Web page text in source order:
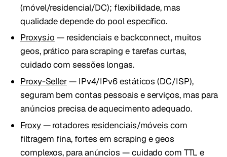
(móvel/residencial/DC); flexibilidade, mas
qualidade depende do pool específico.
Proxys.io — residenciais e backconnect, muitos
geos, prático para scraping e tarefas curtas,
cuidado com sessões longas.
Proxy-Seller— IPv4/IPv6 estáticos (DC/ISP),
seguram bem contas pessoais e serviços, mas para
anúncios precisa de aquecimento adequado.
Froxy— rotadores residenciais/móveis com
filtragem fina, fortes em scraping e geos
complexos, para anúncios — cuidado com TTL e